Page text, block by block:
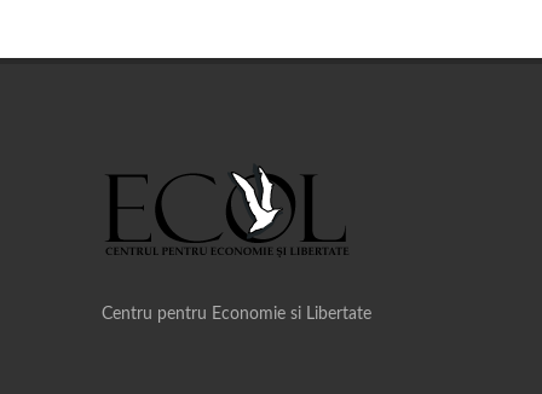
Centru pentru Economie si Libertate